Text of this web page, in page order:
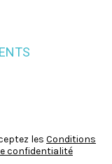
les Conditions
confidentialité